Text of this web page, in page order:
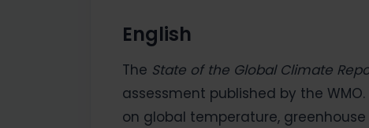
English
The State of the Global Climate
assessment published by the
on global temperature,